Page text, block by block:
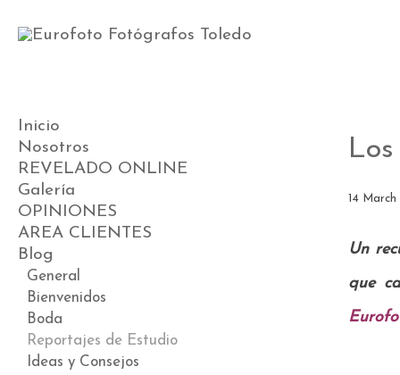
Inicio
Nosotros
REVELADO ONLINE
Galería
Videos
Preboda
Boda
Postboda
Comunión
Book
Premamá
ESTUDIO DE BEBÉS
OPINIONES
AREA CLIENTES
Blog
General
Bienvenidos
Boda
Reportajes de Estudio
Ideas y Consejos
14
Un
que